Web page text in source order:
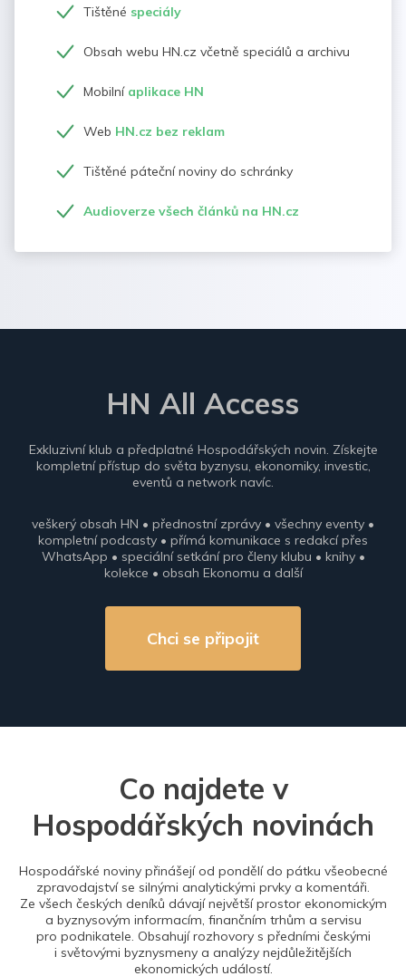
Tištěné speciály
Obsah webu HN.cz včetně speciálů a archivu
Mobilní aplikace HN
Web HN.cz bez reklam
Tištěné páteční noviny do schránky
Audioverze všech článků na HN.cz
HN All Access
Exkluzivní klub a předplatné Hospodářských novin. Získejte
kompletní přístup do světa byznysu, ekonomiky, investic,
eventů a network navíc.
veškerý obsah HN • přednostní zprávy • všechny eventy •
kompletní podcasty • přímá komunikace s redakcí přes
WhatsApp • speciální setkání pro členy klubu • knihy •
kolekce • obsah Ekonomu a další
Chci se připojit
Co najdete v
Hospodářských novinách
Hospodářské noviny přinášejí od pondělí do pátku všeobecné
zpravodajství se silnými analytickými prvky a komentáři.
Ze všech českých deníků dávají největší prostor ekonomickým
a byznysovým informacím, finančním trhům a servisu
pro podnikatele. Obsahují rozhovory s předními českými
i světovými byznysmeny a analýzy nejdůležitějších
ekonomických událostí.